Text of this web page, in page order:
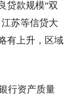
贷款规模“双
苏等信贷大
有上升，区域
行资产质量